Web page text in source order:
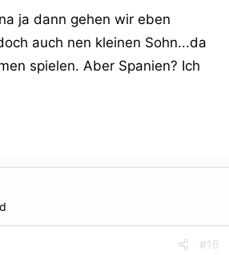
ja dann gehen wir eben
auch nen kleinen Sohn...da
spielen. Aber Spanien? Ich
#16